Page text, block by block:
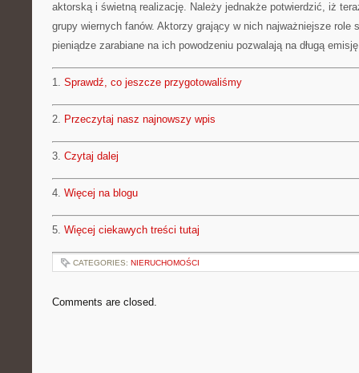
aktorską i świetną realizację. Należy jednakże potwierdzić, iż
grupy wiernych fanów. Aktorzy grający w nich najważniejsze role
pieniądze zarabiane na ich powodzeniu pozwalają na długą
1. Sprawdź, co jeszcze przygotowaliśmy
2. Przeczytaj nasz najnowszy wpis
3. Czytaj dalej
4. Więcej na blogu
5. Więcej ciekawych treści tutaj
CATEGORIES: NIERUCHOMOŚCI
Comments are closed.